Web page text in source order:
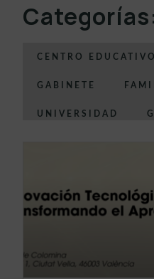
CENTRO EDUCATIVO
GABINETE
UNIVERSIDAD